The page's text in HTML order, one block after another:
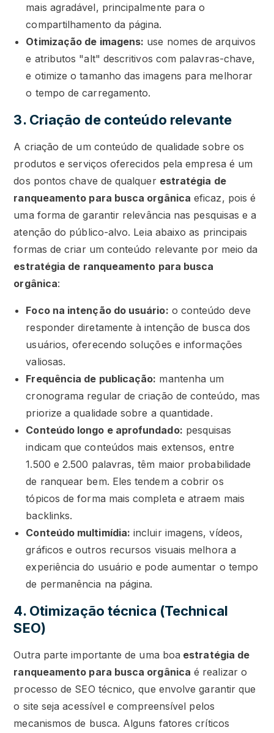
mais agradável, principalmente para o
compartilhamento da página.
Otimização de imagens: use nomes de arquivos
e atributos "alt" descritivos com palavras-chave,
e otimize o tamanho das imagens para melhorar
o tempo de carregamento.
3. Criação de conteúdo relevante
A criação de um conteúdo de qualidade sobre os
produtos e serviços oferecidos pela empresa é um
dos pontos chave de qualquer estratégia de
ranqueamento para busca orgânica eficaz, pois é
uma forma de garantir relevância nas pesquisas e a
atenção do público-alvo. Leia abaixo as principais
formas de criar um conteúdo relevante por meio da
estratégia de ranqueamento para busca
orgânica:
Foco na intenção do usuário: o conteúdo deve
responder diretamente à intenção de busca dos
usuários, oferecendo soluções e informações
valiosas.
Frequência de publicação: mantenha um
cronograma regular de criação de conteúdo, mas
priorize a qualidade sobre a quantidade.
Conteúdo longo e aprofundado: pesquisas
indicam que conteúdos mais extensos, entre
1.500 e 2.500 palavras, têm maior probabilidade
de ranquear bem. Eles tendem a cobrir os
tópicos de forma mais completa e atraem mais
backlinks.
Conteúdo multimídia: incluir imagens, vídeos,
gráficos e outros recursos visuais melhora a
experiência do usuário e pode aumentar o tempo
de permanência na página.
4. Otimização técnica (Technical
SEO)
Outra parte importante de uma boa estratégia de
ranqueamento para busca orgânica é realizar o
processo de SEO técnico, que envolve garantir que
o site seja acessível e compreensível pelos
mecanismos de busca. Alguns fatores críticos